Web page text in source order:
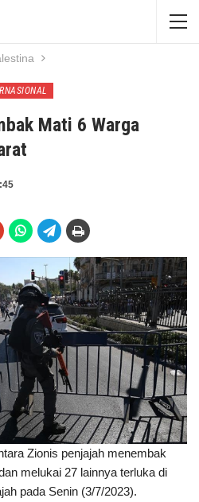
Mati 6 Warga
Zionis penjajah menembak
melukai 27 lainnya terluka di
pada Senin (3/7/2023).